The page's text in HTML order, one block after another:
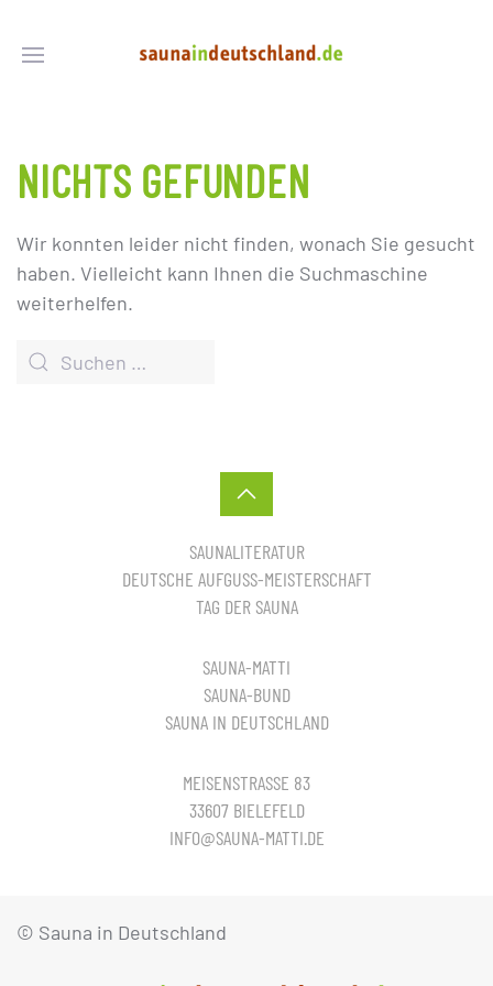
NICHTS GEFUNDEN
Wir konnten leider nicht finden, wonach Sie gesucht
haben. Vielleicht kann Ihnen die Suchmaschine
weiterhelfen.
SAUNALITERATUR
DEUTSCHE AUFGUSS-MEISTERSCHAFT
TAG DER SAUNA
SAUNA-MATTI
SAUNA-BUND
SAUNA IN DEUTSCHLAND
MEISENSTRASSE 83
33607 BIELEFELD
INFO@SAUNA-MATTI.DE
© Sauna in Deutschland